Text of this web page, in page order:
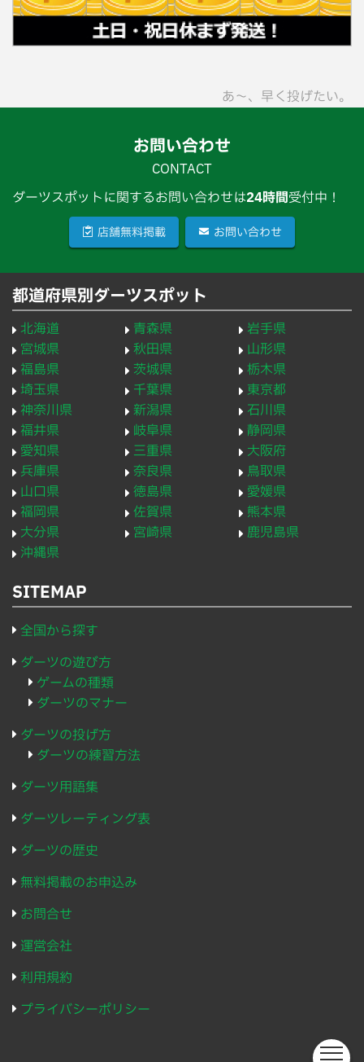
あ〜、早く投げたい。
お問い合わせ
CONTACT
ダーツスポットに関するお問い合わせは24時間受付中！
店舗無料掲載 お問い合わせ
都道府県別ダーツスポット
北海道 青森県
岩手県
宮城県
秋田県
山形県
福島県
茨城県
栃木県
埼玉県
千葉県
東京都
神奈川県
新潟県
石川県
福井県
岐阜県
静岡県
愛知県
三重県
大阪府
兵庫県
奈良県
鳥取県
山口県
徳島県
愛媛県
福岡県
佐賀県
熊本県
大分県
宮崎県
鹿児島県
沖縄県
SITEMAP
全国から探す
ダーツの遊び方
ゲームの種類
ダーツのマナー
ダーツの投げ方
ダーツの練習方法
ダーツ用語集
ダーツレーティング表
ダーツの歴史
無料掲載のお申込み
お問合せ
運営会社
利用規約
プライバシーポリシー